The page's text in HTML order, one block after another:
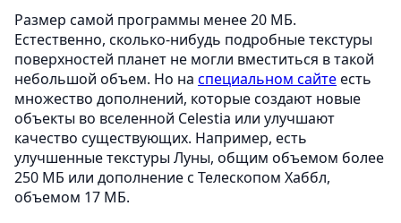
Размер самой программы менее 20 МБ.
Естественно, сколько-нибудь подробные текстуры
поверхностей планет не могли вместиться в такой
небольшой объем. Но на специальном сайтеесть
множество дополнений, которые создают новые
объекты во вселенной Celestia или улучшают
качество существующих. Например, есть
улучшенные текстуры Луны, общим объемом более
250 МБ или дополнение с Телескопом Хаббл,
объемом 17 МБ.